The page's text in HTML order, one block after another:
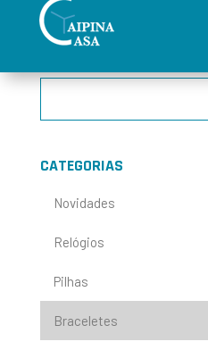
CATEGORIAS
Novidades
Relógios
Pilhas
Braceletes